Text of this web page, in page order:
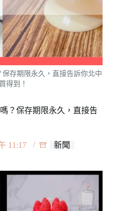
存期限永久，直接告訴你北中
得到！
？保存期限永久，直接告
11:17 新聞